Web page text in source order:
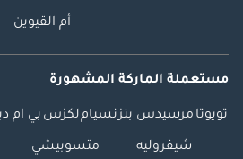
أم القيوين
مستعملة الماركة المشهورة
تويوتا مرسيدس بنزنسياملكزس بي ام
شيفروليه متسوبيشي